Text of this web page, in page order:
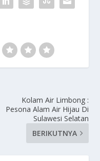
Kolam Air Limbong :
Pesona Alam Air Hijau Di
Sulawesi Selatan
BERIKUTNYA